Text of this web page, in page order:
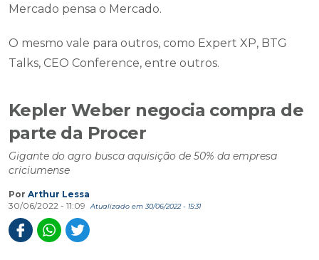
Mercado pensa o Mercado.
O mesmo vale para outros, como Expert XP, BTG
Talks, CEO Conference, entre outros.
Kepler Weber negocia compra de
parte da Procer
Gigante do agro busca aquisição de 50% da empresa
criciumense
Por Arthur Lessa
30/06/2022 - 11:09
Atualizado em 30/06/2022 - 15:31